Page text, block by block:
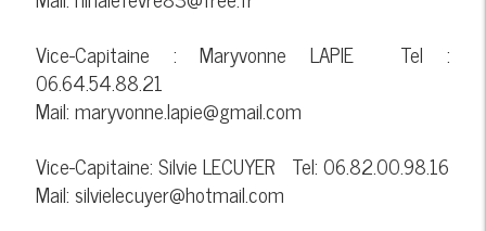
Vice-Capitaine : Maryvonne LAPIE Tel :
06.64.54.88.21
Mail: maryvonne.lapie@gmail.com
Vice-Capitaine: Silvie LECUYER Tel: 06.82.00.98.16
Mail: silvielecuyer@hotmail.com